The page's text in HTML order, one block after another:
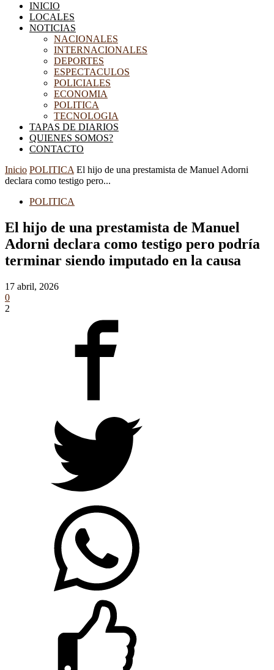
INICIO
LOCALES
NOTICIAS
NACIONALES
INTERNACIONALES
DEPORTES
ESPECTACULOS
POLICIALES
ECONOMIA
POLITICA
TECNOLOGIA
TAPAS DE DIARIOS
QUIENES SOMOS?
CONTACTO
Inicio POLITICA El hijo de una prestamista de Manuel Adorni
declara como testigo pero...
POLITICA
El hijo de una prestamista de Manuel
Adorni declara como testigo pero podría
terminar siendo imputado en la causa
17 abril, 2026
0
2